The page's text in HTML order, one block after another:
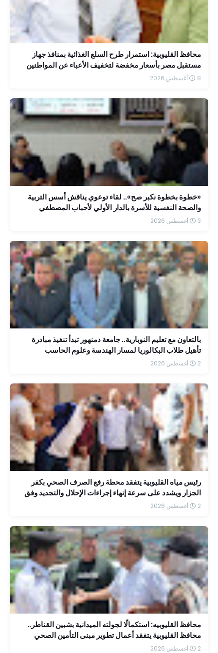
محافظ القليوبية: استمرار طرح السلع الغذائية بمنافذ جهاز
مستقبل مصر بأسعار مخفضة لتخفيف الأعباء عن المواطنين
8 أغسطس 2026
«خطوة بخطوة نكبر صح».. لقاء توعوي يناقش أسس التربية
والصحة النفسية للأسرة بالدار الأولي لأحباب المصطفي
3 أغسطس 2026
بالتعاون مع تعليم النوبارية.. جامعة دمنهور تبدأ تنفيذ مبادرة
تأهيل طلاب البكالوريا لمسار الهندسة وعلوم الحاسب
2 أغسطس 2026
رئيس مياه القليوبية يتفقد محطة رفع الصرف الصحي بكفر
الجزار ويشدد على سرعة إنهاء إجراءات الإحلال والتجديد وفق
جدول زمني محدد
2 أغسطس 2026
محافظ القليوبيه: استكمالًا لجولته الميدانية بشبين القناطر..
محافظ القليوبية يتفقد أعمال تطوير مبنى التأمين الصحي
بمستشفى الشاملة
2 أغسطس 2026